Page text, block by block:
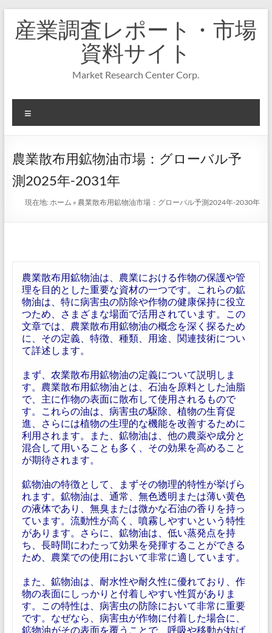
キ
プ
産業調査レポート・市場
資料サイト
Market Research Center Corp.
ニ
ー
農業散布用鉱物油市場：グローバル予
測2025年-2031年
現在地:ホーム » 農業散布用鉱物油市場：グローバル予測2024年-2030年
農業散布用鉱物油は、農業における作物の保護や管
理を目的とした重要な資材の一つです。これらの鉱
物油は、特に病害虫の防除や作物の健康保持に役立
つため、さまざまな場面で活用されています。この
文章では、農業散布用鉱物油の概念を深く探るため
に、その定義、特徴、種類、用途、関連技術につい
て詳述します。
まず、农業散布用鉱物油の定義について説明しま
す。農業散布用鉱物油とは、石油を原料とした油脂
で、主に作物の表面に散布して使用されるもので
す。これらの油は、病害虫の駆除、植物の生育促
進、さらには植物の生理的な機能を改善するために
利用されます。また、鉱物油は、他の農薬や成分と
混合して用いることも多く、その効果を高めること
が期待されます。
鉱物油の特徴として、まずその物理的特性が挙げら
れます。鉱物油は、通常、無色透明または薄い黄色
の液体であり、無臭または微かな石油の香りを持っ
ています。流動性が高く、噴霧しやすいという特性
があります。さらに、鉱物油は、低い蒸発点を持
ち、長時間にわたって効果を発揮することができる
ため、農業での使用において非常に適しています。
また、鉱物油は、耐水性や耐久性に優れており、作
物の表面にしっかりと付着しやすい性質がありま
す。この特性は、病害虫の防除において非常に重要
です。なぜなら、病害虫が作物に付着した場合に、
鉱物油がその表面を覆うことで、呼吸や移動が妨げ